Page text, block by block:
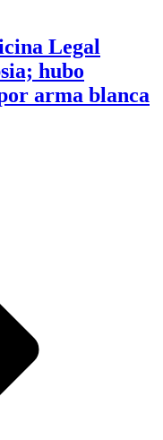
Legal
hubo
arma blanca